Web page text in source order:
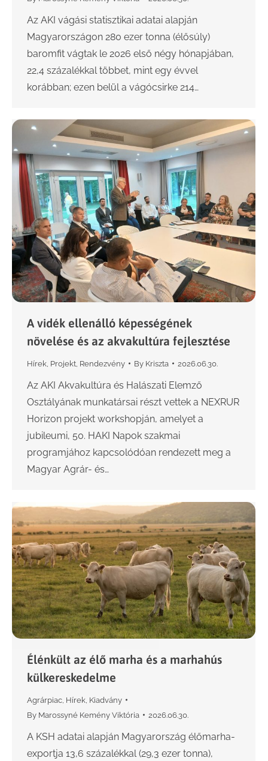
Az AKI vágási statisztikai adatai alapján
Magyarországon 280 ezer tonna (élősúly)
baromfit vágtak le 2026 első négy hónapjában,
22,4 százalékkal többet, mint egy évvel
korábban; ezen belül a vágócsirke 214…
A vidék ellenálló képességének
növelése és az akvakultúra fejlesztése
Hírek Projekt Rendezvény By Kriszta 2026.06.30.
Az AKI Akvakultúra és Halászati Elemző
Osztályának munkatársai részt vettek a NEXRUR
Horizon projekt workshopján, amelyet a
jubileumi, 50. HAKI Napok szakmai
programjához kapcsolódóan rendezett meg a
Magyar Agrár- és…
Élénkült az élő marha és a marhahús
külkereskedelme
Agrárpiac Hírek Kiadvány
By Marossyné Kemény Viktória 2026.06.30.
A KSH adatai alapján Magyarország élőmarha-
exportja 13,6 százalékkal (29,3 ezer tonna),